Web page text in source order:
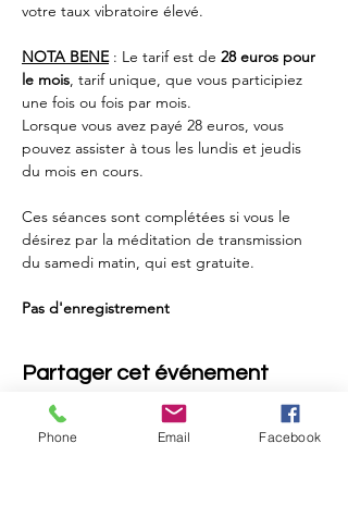
votre taux vibratoire élevé.
NOTA BENE : Le tarif est de 28 euros pour
le mois, tarif unique, que vous participiez
une fois ou fois par mois.
Lorsque vous avez payé 28 euros, vous
pouvez assister à tous les lundis et jeudis
du mois en cours.
Ces séances sont complétées si vous le
désirez par la méditation de transmission
du samedi matin, qui est gratuite.
Pas d'enregistrement
Partager cet événement
Phone Email Facebook